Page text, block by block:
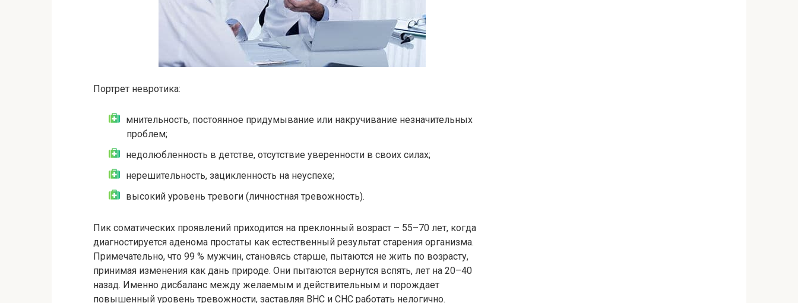
Портрет невротика:
мнительность, постоянное придумывание или накручивание незначительных
проблем;
недолюбленность в детстве, отсутствие уверенности в своих силах;
нерешительность, зацикленность на неуспехе;
высокий уровень тревоги (личностная тревожность).
Пик соматических проявлений приходится на преклонный возраст – 55–70 лет, когда
диагностируется аденома простаты как естественный результат старения организма.
Примечательно, что 99 % мужчин, становясь старше, пытаются не жить по возрасту,
принимая изменения как дань природе. Они пытаются вернутся вспять, лет на 20–40
назад. Именно дисбаланс между желаемым и действительным и порождает
повышенный уровень тревожности, заставляя ВНС и СНС работать нелогично.